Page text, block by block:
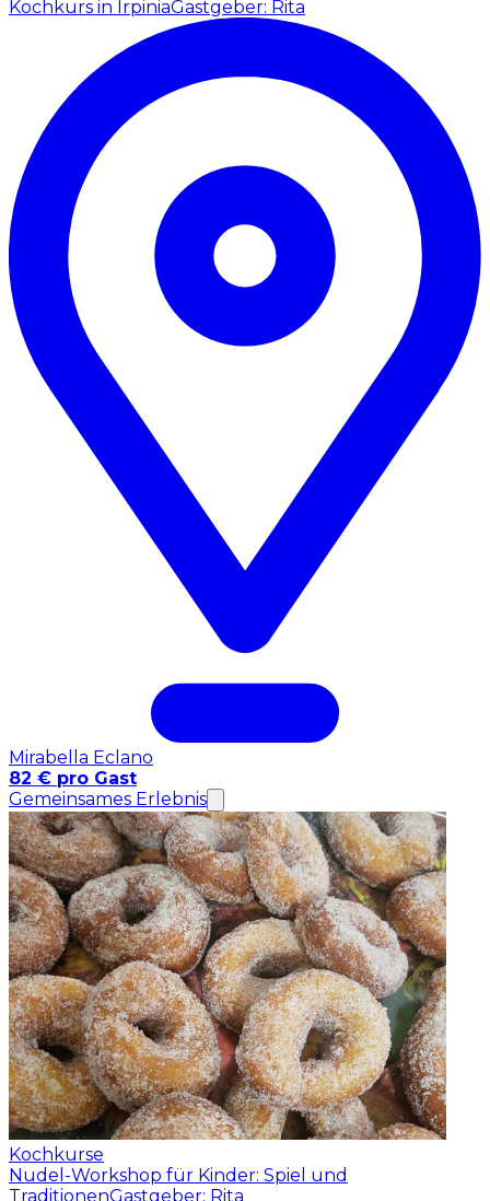
Kochkurs in IrpiniaGastgeber: Rita
Mirabella Eclano
82 € pro Gast
Gemeinsames Erlebnis
Kochkurse
Nudel-Workshop für Kinder: Spiel und
TraditionenGastgeber: Rita